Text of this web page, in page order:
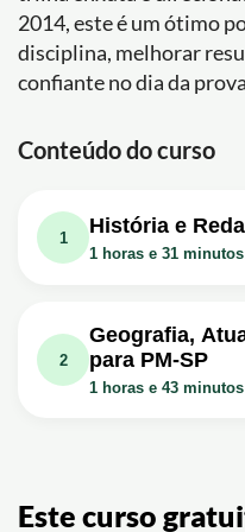
2014, este é um ótimo
disciplina, melhorar
confiante no dia da
Conteúdo do curso
1
História e
1 horas e 31 minutos
2014 - História
Exercício:
o país se
Fria?
para escrever
2
Geografia,
para PM-SP
1 horas e 43 minutos
Exercício: _De
Este curso